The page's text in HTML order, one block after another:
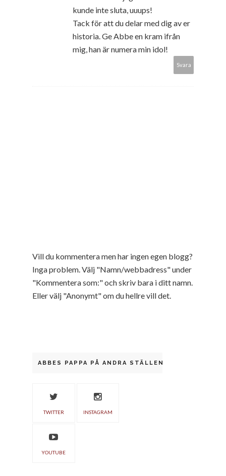
kunde inte sluta, uuups!
Tack för att du delar med dig av er
historia. Ge Abbe en kram ifrån
mig, han är numera min idol!
Svara
Vill du kommentera men har ingen egen blogg?
Inga problem. Välj "Namn/webbadress" under
"Kommentera som:" och skriv bara i ditt namn.
Eller välj "Anonymt" om du hellre vill det.
ABBES PAPPA PÅ ANDRA STÄLLEN
TWITTER INSTAGRAM
YOUTUBE